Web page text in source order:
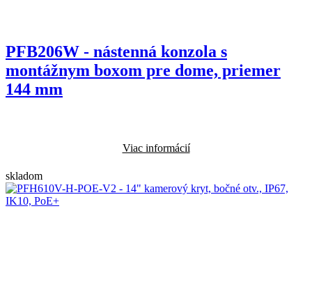
PFB206W - nástenná konzola s
montážnym boxom pre dome, priemer
144 mm
Viac informácií
skladom